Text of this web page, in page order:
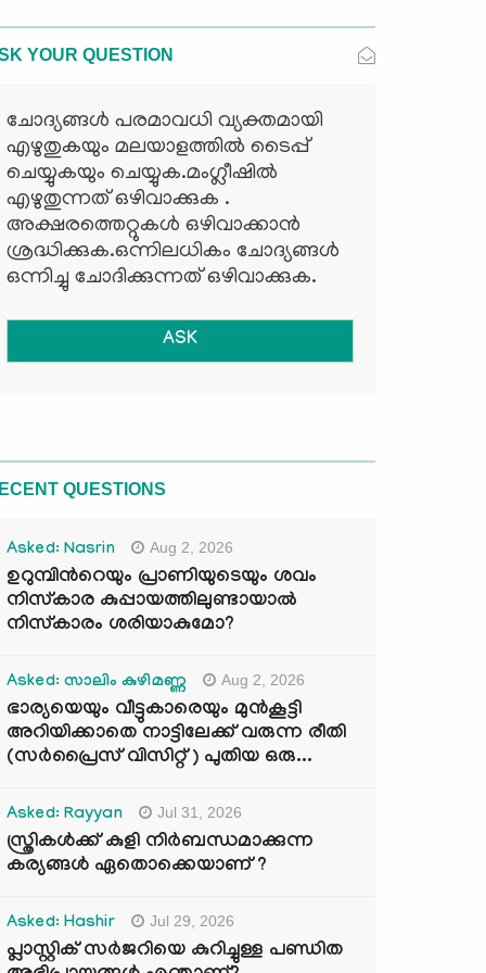
YOUR QUESTION
ചോദ്യങ്ങള്‍ പരമാവധി വ്യക്തമായി
എഴുതുകയും മലയാളത്തില്‍ ടൈപ്പ്
ചെയ്യുകയും ചെയ്യുക.മംഗ്ലീഷില്‍
എഴുതുന്നത് ഒഴിവാക്കുക .
അക്ഷരത്തെറ്റുകള്‍ ഒഴിവാക്കാന്‍
ശ്രദ്ധിക്കുക.ഒന്നിലധികം ചോദ്യങ്ങള്‍
ഒന്നിച്ചു ചോദിക്കുന്നത് ഒഴിവാക്കുക.
ASK
QUESTIONS
Asked: Nasrin Aug 2, 2026
ഉറുമ്പിന്‍റെയും പ്രാണിയുടെയും ശവം
നിസ്കാര കുപ്പായത്തിലുണ്ടായാൽ
നിസ്കാരം ശരിയാകുമോ?
Asked: സാലിം കുഴിമണ്ണ Aug 2, 2026
ഭാര്യയെയും വീട്ടുകാരെയും മുൻകൂട്ടി
അറിയിക്കാതെ നാട്ടിലേക്ക് വരുന്ന രീതി
(സർപ്രൈസ് വിസിറ്റ് ) പുതിയ ഒരു...
Asked: Rayyan Jul 31, 2026
സ്ത്രികൾക്ക് കുളി നിർബന്ധമാക്കുന്ന
കര്യങ്ങൾ ഏതൊക്കെയാണ് ?
Asked: Hashir Jul 29, 2026
പ്ലാസ്റ്റിക് സർജറിയെ കുറിച്ചുള്ള പണ്ഡിത